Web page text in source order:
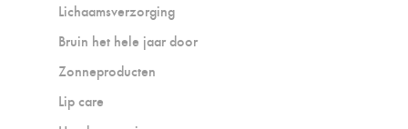
Lichaamsverzorging
Bruin het hele jaar door
Zonneproducten
Lip care